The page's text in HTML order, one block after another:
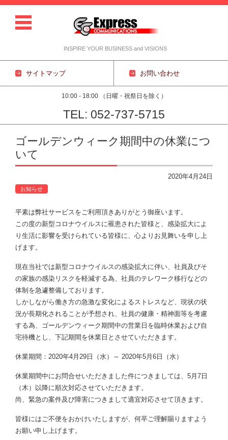
INSPIRE YOUR BUSINESS and VISIONS
サイトマップ お問い合わせ
10:00 - 18:00 （日曜・祝祭日を除く）
TEL: 052-737-5715
コンテンツに移動
ゴールデンウィーク期間中の休業につ
いて
2020年4月24日
お知らせ
平素は弊社サービスをご利用頂きありがとう御座います。
この度の新型コロナウイルスに罹患された皆様と、感染拡大によ
り生活に影響を受けられている皆様に、心よりお見舞いを申し上
げます。
現在当社では新型コロナウイルスの感染拡大に伴い、社員及びそ
の家族の感染リスクを軽減する為、社員のテレワーク移行などの
体制を急遽整備しております。
しかしながら働き方の急激な変化によるストレスなど、現状の状
況が長期化されることが予想され、社員の健康・精神面等を考慮
する為、ゴールデンウィーク期間中の営業日を臨時休業および自
宅待機とし、下記期間を休業日とさせていただきます。
休業期間：2020年4月29日（水）～ 2020年5月6日（水）
休業期間中にお問合せいただきました件につきましては、5月7日
（木）以降に順次対応させていただきます。
尚、緊急の案件及び障害につきまして適宜対応させて頂きます。
皆様にはご不便をおかけいたしますが、何卒ご理解賜りますよう
お願い申し上げます。